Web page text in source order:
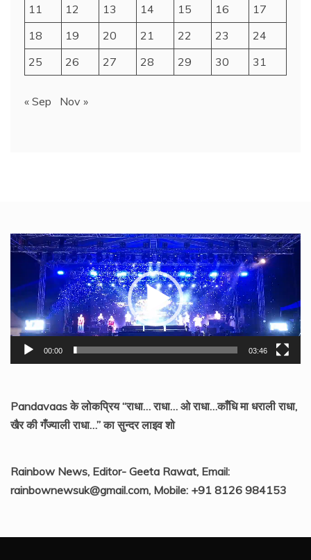
11
12 13 14 15 16
17
18
19 20 21 22 23
24
25
26 27 28 29 30 31
« Sep Nov »
Video
Player
00:00 03:46
Pandavaas के लोकप्रिय “राधा… राधा… ओ राधा…काँधि मा धराली राधा,
खैर की गँज्याली राधा…” का सुन्दर लाइव शो
Rainbow News, Editor- Geeta Rawat, Email:
rainbownewsuk@gmail.com, Mobile: +91 8126 984153